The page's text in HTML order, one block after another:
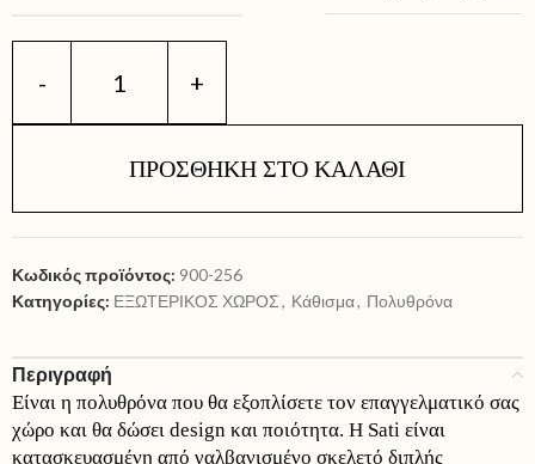
ΠΡΟΣΘΉΚΗ ΣΤΟ ΚΑΛΆΘΙ
Κωδικός προϊόντος: 900-256
Κατηγορίες: ΕΞΩΤΕΡΙΚΟΣ ΧΩΡΟΣ, Κάθισμα, Πολυθρόνα
Περιγραφή
Είναι η πολυθρόνα που θα εξοπλίσετε τον επαγγελματικό σας
χώρο και θα δώσει design και ποιότητα. Η Sati είναι
κατασκευασμένη από γαλβανισμένο σκελετό διπλής